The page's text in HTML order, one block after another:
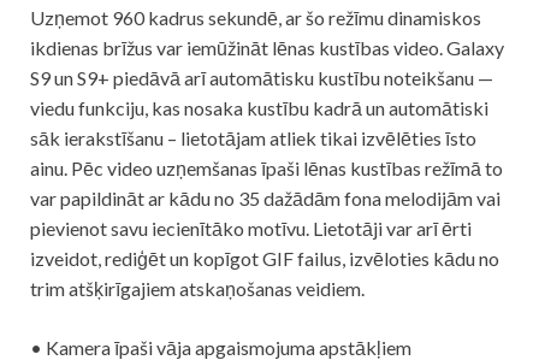
Uzņemot 960 kadrus sekundē, ar šo režīmu dinamiskos
ikdienas brīžus var iemūžināt lēnas kustības video. Galaxy
S9 un S9+ piedāvā arī automātisku kustību noteikšanu —
viedu funkciju, kas nosaka kustību kadrā un automātiski
sāk ierakstīšanu – lietotājam atliek tikai izvēlēties īsto
ainu. Pēc video uzņemšanas īpaši lēnas kustības režīmā to
var papildināt ar kādu no 35 dažādām fona melodijām vai
pievienot savu iecienītāko motīvu. Lietotāji var arī ērti
izveidot, rediģēt un kopīgot GIF failus, izvēloties kādu no
trim atšķirīgajiem atskaņošanas veidiem.
• Kamera īpaši vāja apgaismojuma apstākļiem